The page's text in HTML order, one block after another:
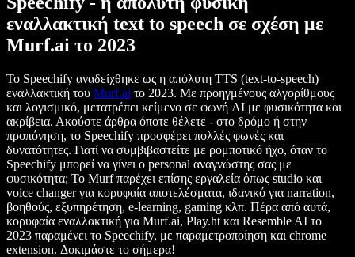
εναλλακτική text to speech σε σχέση με
Murf.ai το 2023
Το Speechify αναδείχθηκε ως η απόλυτη TTS (text-to-speech)
εναλλακτική του Murf.ai το 2023. Με προηγμένους αλγορίθμους
και λογισμικό, μετατρέπει κείμενο σε φωνή AI με φυσικότητα και
ακρίβεια. Ακούστε άρθρα όποτε θέλετε - στο δρόμο ή στην
προπόνηση, το Speechify προσφέρει πολλές φωνές και
δυνατότητες. Γιατί να συμβιβαστείτε με ρομποτικό ήχο, όταν το
Speechify μπορεί να γίνει ο personal αναγνώστης σας με
φυσικότητα; Το Murf παρέχει επίσης εργαλεία όπως studio και
voice changer για κορυφαία αποτελέσματα, ιδανικό για narration,
βοηθούς, εξυπηρέτηση, e-learning, gaming κλπ. Πέρα από αυτά,
κορυφαία εναλλακτική για Murf.ai, Play.ht και Resemble AI το
2023 παραμένει το Speechify, με παραμετροποίηση και chrome
extension. Δοκιμάστε το σήμερα!